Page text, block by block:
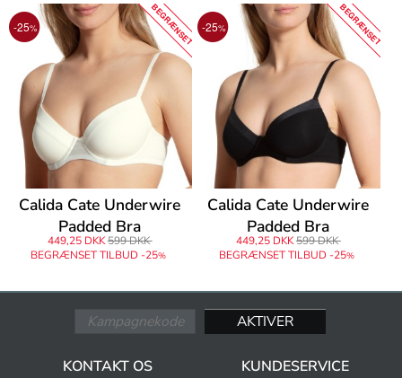
-25% BEGRÆNSET
Calida Cate Underwire
Padded Bra
449,25 DKK599 DKK
BEGRÆNSET TILBUD -25%
-25% BEGRÆNSET
Calida Cate Underwire
Padded Bra
449,25 DKK599 DKK
BEGRÆNSET TILBUD -25%
KONTAKT OS KUNDESERVICE